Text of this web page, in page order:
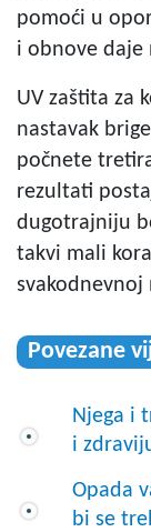
pomoći u
i obnove
UV zaštita za
nastavak
počnete
rezultati
dugotrajniju
takvi mali
svakodnevnoj
Povezane
Njega i
i
Opada
bi se